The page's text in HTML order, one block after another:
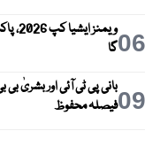
06گا
09بانی پی ٹی آئی اور بشریٰ
فیصلہ محفوظ